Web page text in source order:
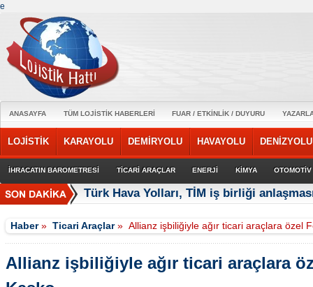
e
ANASAYFA TÜM LOJİSTİK HABERLERİ FUAR / ETKİNLİK / DUYURU
LOJİSTİK KARAYOLU DEMİRYOLU HAVAYOLU DENİZYOLU
İHRACATIN BAROMETRESİ TİCARİ ARAÇLAR ENERJİ KİMYA OTOMOTİV
Türk Hava Yolları, TİM iş birliği
Haber»Ticari Araçlar»Allianz işbiliğiyle ağır ticari araçlara özel
Allianz işbiliğiyle ağır ticari araçlara